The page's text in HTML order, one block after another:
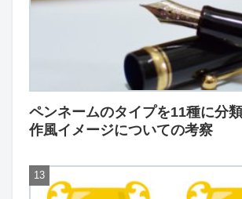
ペンネームのタイプを11種に分
作風イメージについての考察